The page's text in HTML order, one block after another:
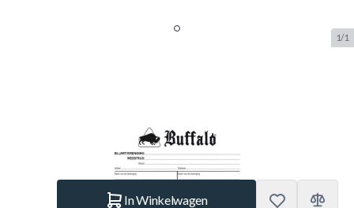
1/1
In Winkelwagen